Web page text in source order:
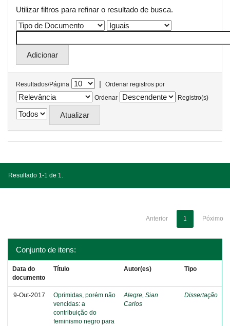
Utilizar filtros para refinar o resultado de busca.
Resultados/Página |
Ordenar registros por
Ordenar
Registro(s)
Resultado 1-1 de 1.
Anterior 1 Póximo
Conjunto de itens:
Data do
documento
Título Autor(es) Tipo
9-Out-2017
Oprimidas, porém não
vencidas: a
contribuição do
feminismo negro para
Alegre, Sian
Carlos
Dissertação